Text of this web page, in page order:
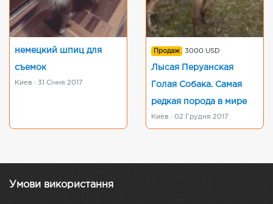
немецкий шпиц для
съемок
Киев · 31 Січня 2017
Продаж 3000 USD
Лысая Перуанская
Голая Собака. Самая
редкая порода в мире
Киев · 02 Грудня 2017
Умови використання